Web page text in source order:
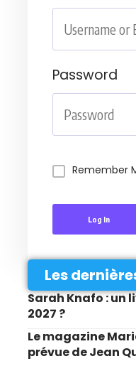
Password
Remember
Log In
Les
Sarah Knafo : un
2027 ?
Le magazine
prévue de Jean